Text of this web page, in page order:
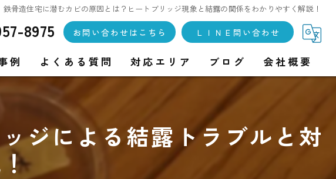
鉄骨造住宅に潜むカビの原因とは？ヒートブリッジ現象と結露の関係をわかりやすく解説！
8975 お問い合わせはこちら ＬＩＮＥ問い合わせ
例 よくある質問 対応エリア ブログ 会社概要
ジによる結露トラブルと対